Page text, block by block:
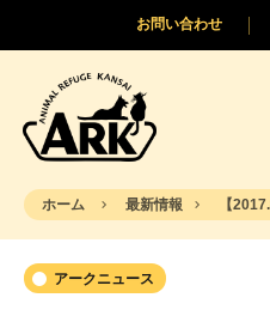
お問い合わせ
ホーム 最新情報
アークニュース